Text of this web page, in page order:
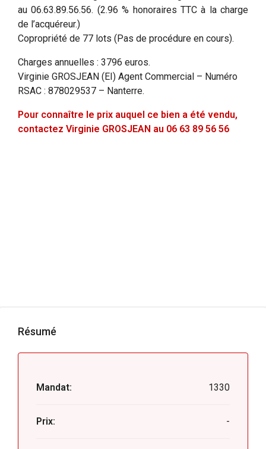
au 06.63.89.56.56. (2.96 % honoraires TTC à la charge
de l’acquéreur.)
Copropriété de 77 lots (Pas de procédure en cours).
Charges annuelles : 3796 euros.
Virginie GROSJEAN (EI) Agent Commercial – Numéro
RSAC : 878029537 – Nanterre.
Pour connaître le prix auquel ce bien a été vendu,
contactez Virginie GROSJEAN au 06 63 89 56 56
Résumé
Mandat: 1330
Prix: -